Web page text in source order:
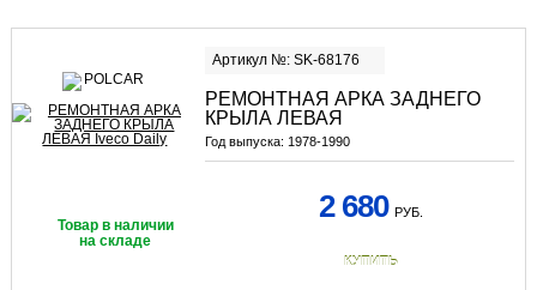
Артикул №: SK-68176
РЕМОНТНАЯ АРКА ЗАДНЕГО
КРЫЛА ЛЕВАЯ
Год выпуска: 1978-1990
Товар в наличии
на складе
2 680 РУБ.
КУПИТЬ